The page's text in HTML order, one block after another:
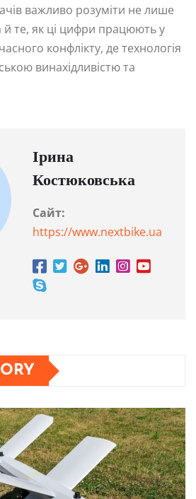
важливо розуміти не лише
те, як ці цифри працюють у
конфлікту, де технологія
винахідливістю та
Ірина
Костюковська
Сайт:
https://www.nextbike.ua